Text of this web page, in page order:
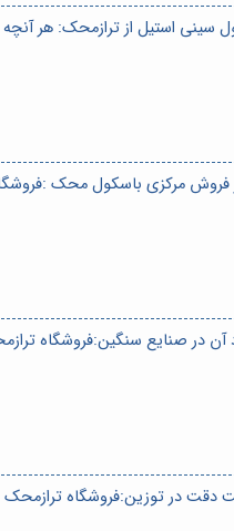
سینی استیل از ترازمحک: هر آنچه
فروش مرکزی باسکول محک
آن در صنایع سنگین:فروشگاه
دقت در توزین:فروشگاه ترازمحک